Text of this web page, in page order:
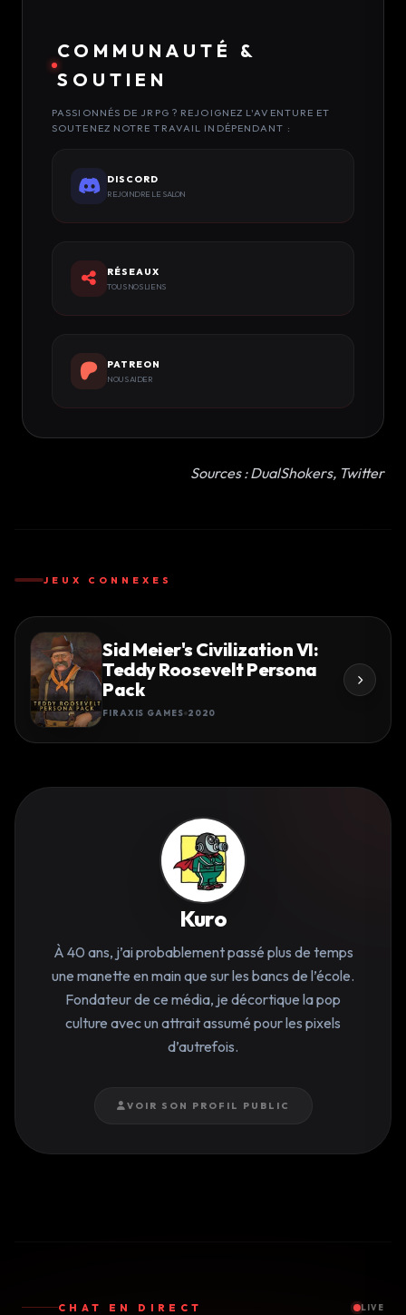
COMMUNAUTÉ &
SOUTIEN
PASSIONNÉS DE JRPG ? REJOIGNEZ L'AVENTURE ET
SOUTENEZ NOTRE TRAVAIL INDÉPENDANT :
DISCORD
REJOINDRE LE SALON
RÉSEAUX
TOUS NOS LIENS
PATREON
NOUS AIDER
Sources : DualShokers, Twitter
JEUX CONNEXES
Sid Meier's Civilization VI:
Teddy Roosevelt Persona
Pack
FIRAXIS GAMES 2020
Kuro
À 40 ans, j’ai probablement passé plus de temps
une manette en main que sur les bancs de l’école.
Fondateur de ce média, je décortique la pop
culture avec un attrait assumé pour les pixels
d’autrefois.
VOIR SON PROFIL PUBLIC
CHAT EN DIRECT LIVE